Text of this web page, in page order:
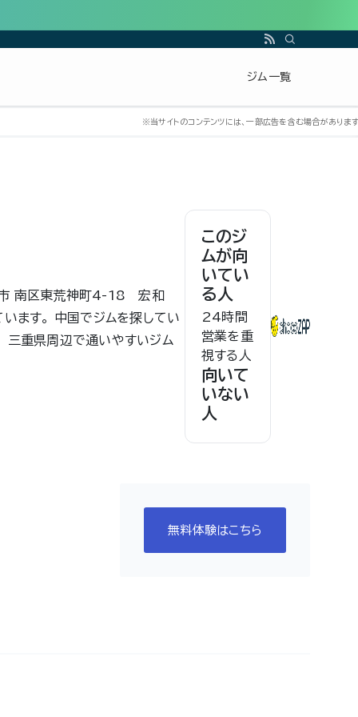
ジム一覧
市 南区東荒神町4-18 宏和
ます。 中国でジムを探してい
三重県周辺で通いやすいジム
このジ
ムが向
いてい
る人
24時間
営業を重
視する人
向いて
いない
人
無料体験はこちら